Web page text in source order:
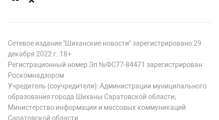
Сетевое издание "Шиханские новости" зарегистрировано 29
декабря 2022 г. 18+
Регистрационный номер Эл №ФС77-84471 зарегистрирован
Роскомнадзором
Учредитель (соучредители): Администрации муниципального
образования города Шиханы Саратовской области;
Министерство информации и массовых коммуникаций
Саратовской области